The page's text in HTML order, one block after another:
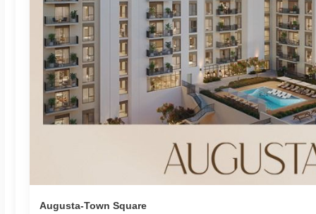
Augusta-Town Square